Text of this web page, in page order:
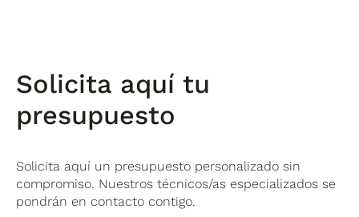
Solicita aquí tu
presupuesto
Solicita aquí un presupuesto personalizado sin
compromiso. Nuestros técnicos/as especializados se
pondrán en contacto contigo.